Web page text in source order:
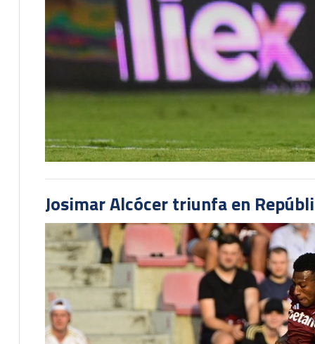
Josimar Alcócer triunfa en